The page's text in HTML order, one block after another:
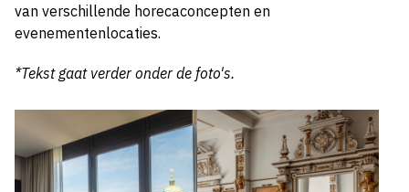
van verschillende horecaconcepten en
evenementenlocaties.
*Tekst gaat verder onder de foto's.